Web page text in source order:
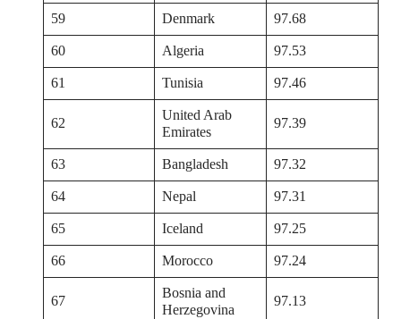
59
Denmark
97.68
60
Algeria
97.53
61
Tunisia 97.46
62
United Arab
Emirates
97.39
63 Bangladesh
97.32
64
Nepal
97.31
65
Iceland
97.25
66
Morocco 97.24
67
Bosnia and
Herzegovina
97.13